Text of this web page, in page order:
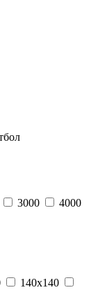
3000
4000
140х140